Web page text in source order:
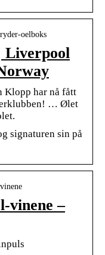
oelboks
Liverpool
Klopp har nå fått
… Ølet
signaturen sin på
vinene –